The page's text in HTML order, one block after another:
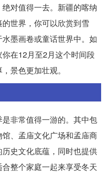
对值得一去。新疆的喀纳
世界，你可以欣赏到雪
墨画卷或童话世界中。如
在12月至2月这个时间段
景色更加壮观。
非常值得一游的。其中包
、孟庙文化广场和孟庙商
史文化底蕴，同时也提供
整个家庭一起来享受冬天